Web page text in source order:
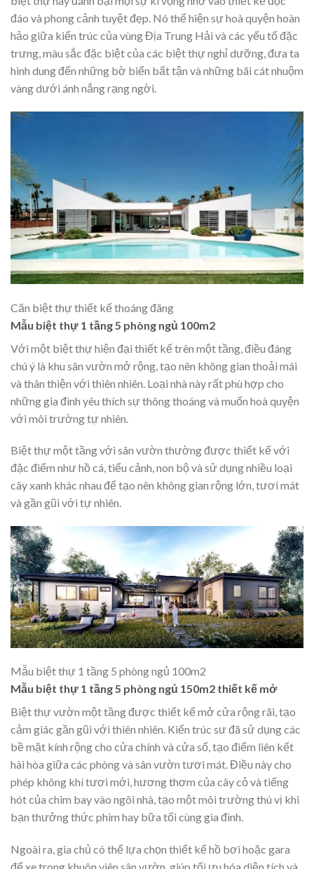
đáo và phong cảnh tuyệt đẹp. Nó thể hiện sự hoà quyện hoàn
hảo giữa kiến trúc của vùng Địa Trung Hải và các yếu tố đặc
trưng, màu sắc đặc biệt của các biệt thự nghỉ dưỡng, đưa ta
hình dung đến những bờ biển bất tận và những bãi cát nhuộm
vàng dưới ánh nắng rạng ngời.
Căn biệt thự thiết kế thoáng đãng
Mẫu biệt thự 1 tầng 5 phòng ngủ 100m2
Với một biệt thự hiện đại thiết kế trên một tầng, điều đáng
chú ý là khu sân vườn mở rộng, tạo nên không gian thoải mái
và thân thiện với thiên nhiên. Loại nhà này rất phù hợp cho
những gia đình yêu thích sự thông thoáng và muốn hoà quyện
với môi trường tự nhiên.
Biệt thự một tầng với sân vườn thường được thiết kế với
đặc điểm như hồ cá, tiểu cảnh, non bộ và sử dụng nhiều loại
cây xanh khác nhau để tạo nên không gian rộng lớn, tươi mát
và gần gũi với tự nhiên.
Mẫu biệt thự 1 tầng 5 phòng ngủ 100m2
Mẫu biệt thự 1 tầng 5 phòng ngủ 150m2 thiết kế mở
Biệt thự vườn một tầng được thiết kế mở cửa rộng rãi, tạo
cảm giác gần gũi với thiên nhiên. Kiến trúc sư đã sử dụng các
bề mặt kính rộng cho cửa chính và cửa sổ, tạo điểm liên kết
hài hòa giữa các phòng và sân vườn tươi mát. Điều này cho
phép không khí tươi mới, hương thơm của cây cỏ và tiếng
hót của chim bay vào ngôi nhà, tạo một môi trường thú vị khi
bạn thưởng thức phim hay bữa tối cùng gia đình.
Ngoài ra, gia chủ có thể lựa chọn thiết kế hồ bơi hoặc gara